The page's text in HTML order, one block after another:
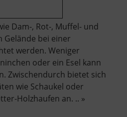
Dam-, Rot-, Muffel- und
Gelände bei einer
werden. Weniger
oder ein Esel kann
Zwischendurch bietet sich
wie Schaukel oder
Holzhaufen an. .. »